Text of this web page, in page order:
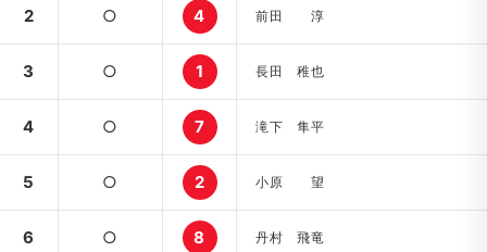
2 ○ 4 前田 淳
3 ○ 1 長田 稚也
4 ○ 7 滝下 隼平
5 ○ 2 小原 望
6 ○ 8 丹村 飛竜